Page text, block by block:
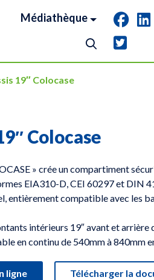
Médiathèque
19″ Colocase
Colocase
» crée un compartiment
EIA310-D, CEI 60297 et DIN
entièrement compatible avec les
intérieurs 19″ avant et arrière
en continu de 540mm à 840mm
ligne Télécharger la